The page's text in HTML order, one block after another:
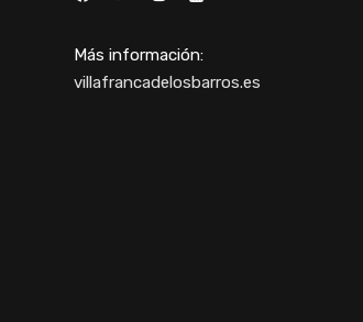
Más información:
villafrancadelosbarros.es